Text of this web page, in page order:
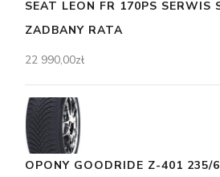
SEAT LEON FR 170PS SERWIS
ZADBANY RATA
22 990,00zł
OPONY GOODRIDE Z-401 235/